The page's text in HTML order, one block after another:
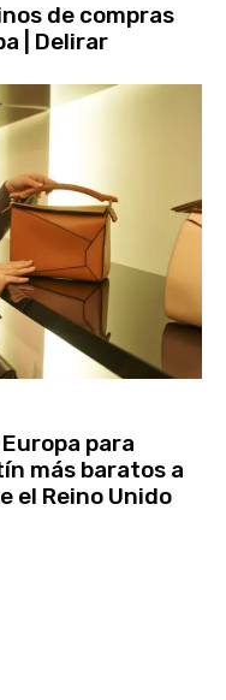
de compras
| Delirar
para
más baratos a
el Reino Unido